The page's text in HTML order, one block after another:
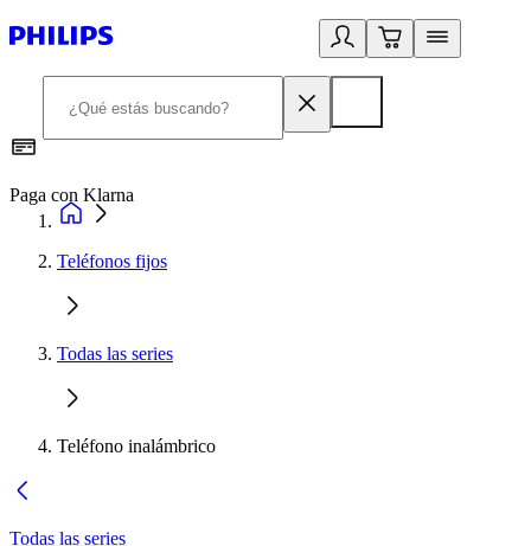
Paga con Klarna
Teléfonos fijos
Todas las series
Teléfono inalámbrico
Todas las series